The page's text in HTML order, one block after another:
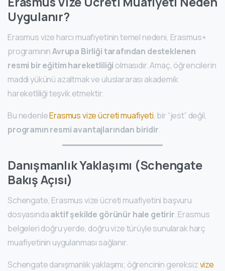
Uygulanır?
Erasmus vize harcı muafiyetinin temel nedeni, Erasmus+
programınınAvrupa Birliği tarafından desteklenen
resmi bir eğitim hareketliliği olmasıdır. Amaç, öğrencilerin
maddi yükünü azaltmak ve uluslararası akademik
hareketliliği teşvik etmektir.
Bu nedenleErasmus vize ücreti muafiyeti, bir “jest” değil,
programın resmi avantajlarından biridir.
Danışmanlık Yaklaşımı (Schengate
Bakış Açısı)
Schengate, Erasmus vize ücreti muafiyetini başvuru
dosyasındaaktif şekilde görünür hale getirir. Erasmus
belgeleri doğru yerde, doğru vize türüyle sunularak harç
muafiyetinin uygulanması sağlanır.
Schengate danışmanlık yaklaşımı; öğrencinin gereksizvize